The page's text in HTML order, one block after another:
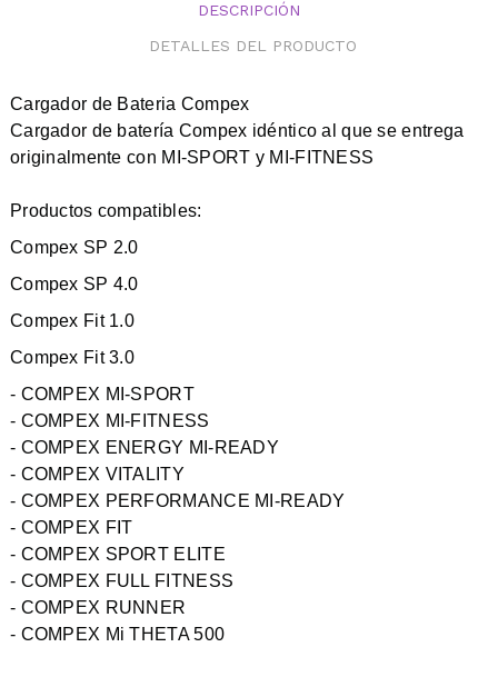
DESCRIPCIÓN
DETALLES DEL PRODUCTO
Cargador de Bateria Compex
Cargador de batería Compex idéntico al que se entrega
originalmente con MI-SPORT y MI-FITNESS
Productos compatibles:
Compex SP 2.0
Compex SP 4.0
Compex Fit 1.0
Compex Fit 3.0
- COMPEX MI-SPORT
- COMPEX MI-FITNESS
- COMPEX ENERGY MI-READY
- COMPEX VITALITY
- COMPEX PERFORMANCE MI-READY
- COMPEX FIT
- COMPEX SPORT ELITE
- COMPEX FULL FITNESS
- COMPEX RUNNER
- COMPEX Mi THETA 500